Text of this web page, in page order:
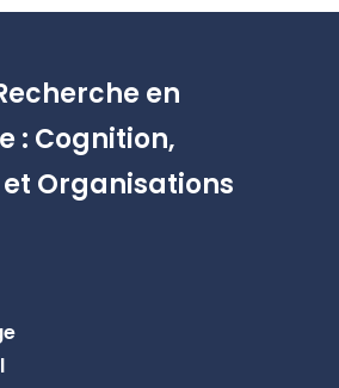
en
: Cognition,
Organisations